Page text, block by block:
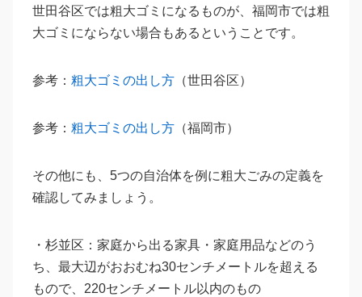
世田谷区では粗大ゴミになるものが、福岡市では粗
大ゴミにならない場合もあるということです。
参考： 粗大ゴミの出し方 （世田谷区）
参考： 粗大ゴミの出し方 （福岡市）
その他にも、5つの自治体を例に粗大ごみの定義を
確認してみましょう。
・杉並区：家庭から出る家具・家庭用品などのう
ち、最大辺がおおむね30センチメートルを超える
もので、220センチメートル以内のもの